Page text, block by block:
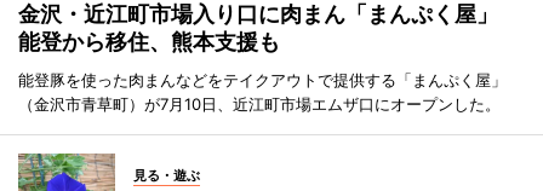
金沢・近江町市場入り口に肉まん「まんぷく屋」
能登から移住、熊本支援も
能登豚を使った肉まんなどをテイクアウトで提供する「まんぷく屋」
（金沢市青草町）が7月10日、近江町市場エムザ口にオープンした。
見る・遊ぶ